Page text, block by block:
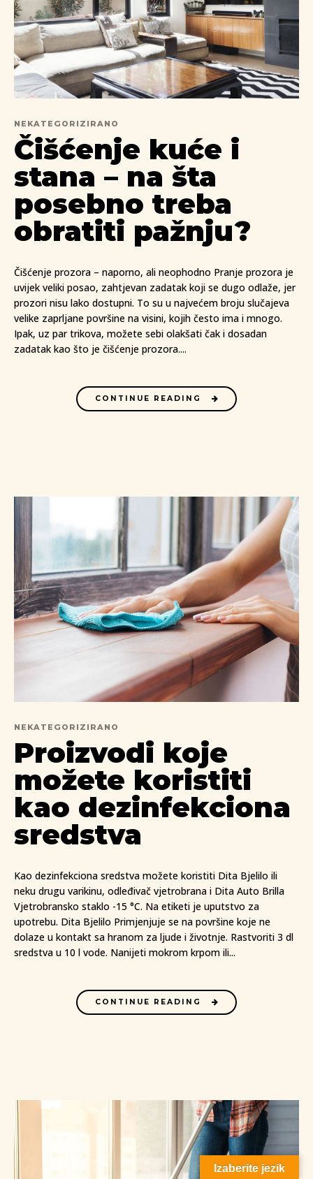
NEKATEGORIZIRANO
Čišćenje kuće i
stana – na šta
posebno treba
obratiti pažnju?
Čišćenje prozora – naporno, ali neophodno Pranje prozora je
uvijek veliki posao, zahtjevan zadatak koji se dugo odlaže, jer
prozori nisu lako dostupni. To su u najvećem broju slučajeva
velike zaprljane površine na visini, kojih često ima i mnogo.
Ipak, uz par trikova, možete sebi olakšati čak i dosadan
zadatak kao što je čišćenje prozora....
CONTINUE READING
NEKATEGORIZIRANO
Proizvodi koje
možete koristiti
kao dezinfekciona
sredstva
Kao dezinfekciona sredstva možete koristiti Dita Bjelilo ili
neku drugu varikinu, odleđivač vjetrobrana i Dita Auto Brilla
Vjetrobransko staklo -15 °C. Na etiketi je uputstvo za
upotrebu. Dita Bjelilo Primjenjuje se na površine koje ne
dolaze u kontakt sa hranom za ljude i životnje. Rastvoriti 3 dl
sredstva u 10 l vode. Nanijeti mokrom krpom ili...
CONTINUE READING
Izaberite jezik